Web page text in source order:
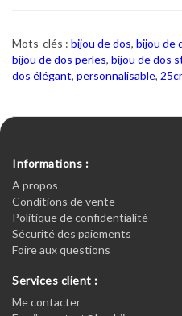
Mots-clés : bijou de dos, bijou de
bijou de dos perles, bijou de dos
dos élégant, personnalisable,
Informations :
A propos
Conditions de vente
Politique de confidentialité
Sécurité des paiements
Foire aux questions
Services client :
Me contacter